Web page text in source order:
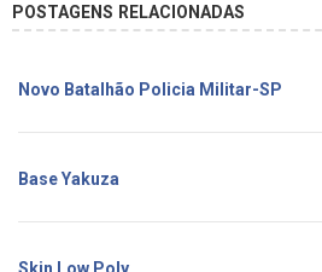
POSTAGENS RELACIONADAS
Novo Batalhão Policia Militar-SP
Base Yakuza
Skin Low Poly